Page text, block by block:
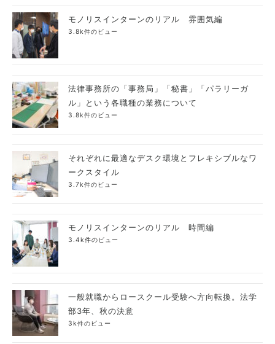
モノリスインターンのリアル 雰囲気編
3.8k件のビュー
法律事務所の「事務局」「秘書」「パラリーガ
ル」という各職種の業務について
3.8k件のビュー
それぞれに最適なデスク環境とフレキシブルなワ
ークスタイル
3.7k件のビュー
モノリスインターンのリアル 時間編
3.4k件のビュー
一般就職からロースクール受験へ方向転換。法学
部3年、秋の決意
3k件のビュー